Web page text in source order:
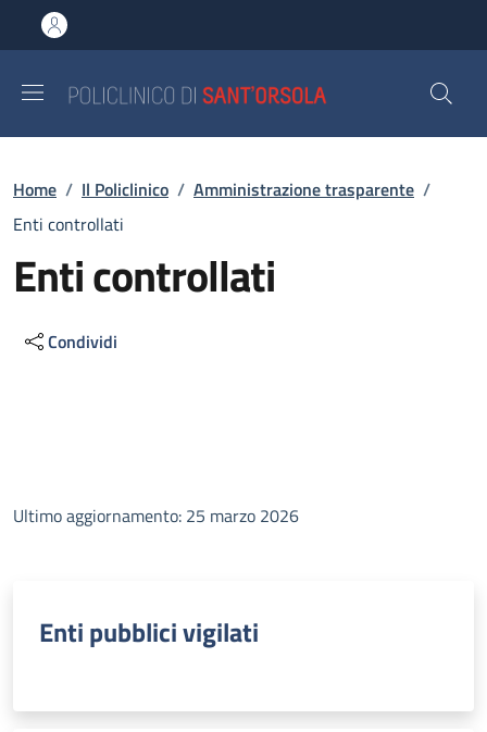
al contenuto principale
to footer content
Briciole di pane
Home / Il Policlinico / Amministrazione trasparente /
Enti controllati
Enti controllati
Condividi
Ultimo aggiornamento: 25 marzo 2026
Enti pubblici vigilati